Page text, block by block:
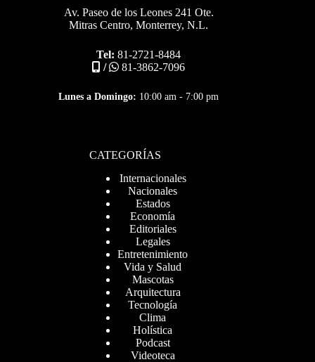
Av. Paseo de los Leones 241 Ote.
Mitras Centro, Monterrey, N.L.
Tel: 81-2721-8484
/
81-3862-7096
Lunes a Domingo: 10:00 am - 7:00 pm
CATEGORÍAS
Internacionales
Nacionales
Estados
Economía
Editoriales
Legales
Entretenimiento
Vida y Salud
Mascotas
Arquitectura
Tecnología
Clima
Holística
Podcast
Videoteca